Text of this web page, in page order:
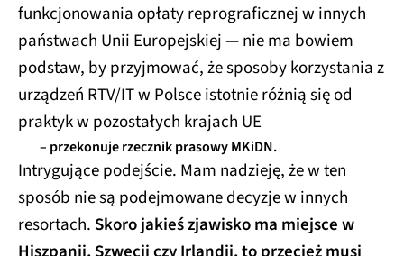
funkcjonowania opłaty reprograficznej w innych
państwach Unii Europejskiej — nie ma bowiem
podstaw, by przyjmować, że sposoby korzystania z
urządzeń RTV/IT w Polsce istotnie różnią się od
praktyk w pozostałych krajach UE
– przekonuje rzecznik prasowy MKiDN.
Intrygujące podejście. Mam nadzieję, że w ten
sposób nie są podejmowane decyzje w innych
resortach. Skoro jakieś zjawisko ma miejsce w